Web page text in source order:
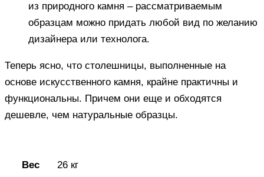
из природного камня – рассматриваемым
образцам можно придать любой вид по желанию
дизайнера или технолога.
Теперь ясно, что столешницы, выполненные на
основе искусственного камня, крайне практичны и
функциональны. Причем они еще и обходятся
дешевле, чем натуральные образцы.
Вес
26 кг